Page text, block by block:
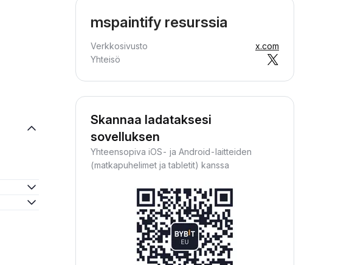
mspaintify resurssia
Verkkosivusto
x.com
Yhteisö
Skannaa ladataksesi
sovelluksen
Yhteensopiva iOS- ja Android-laitteiden
(matkapuhelimet ja tabletit) kanssa